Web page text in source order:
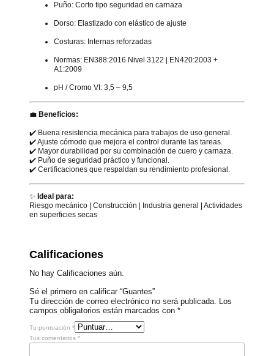
Puño: Corto tipo seguridad en carnaza
Dorso: Elastizado con elástico de ajuste
Costuras: Internas reforzadas
Normas: EN388:2016 Nivel 3122 | EN420:2003 +
A1:2009
pH / Cromo VI: 3,5 – 9,5
💼 Beneficios:
✔️ Buena resistencia mecánica para trabajos de uso general.
✔️ Ajuste cómodo que mejora el control durante las tareas.
✔️ Mayor durabilidad por su combinación de cuero y carnaza.
✔️ Puño de seguridad práctico y funcional.
✔️ Certificaciones que respaldan su rendimiento profesional.
✨ Ideal para:
Riesgo mecánico | Construcción | Industria general | Actividades
en superficies secas
Calificaciones
No hay Calificaciones aún.
Sé el primero en calificar “Guantes”
Tu dirección de correo electrónico no será publicada.
Los
campos obligatorios están marcados con *
Tu puntuación *
Tus comentarios *